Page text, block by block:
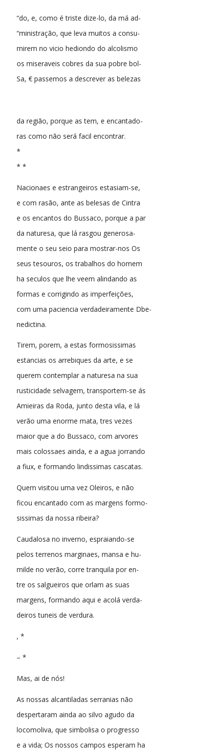
“do, e, como é triste dize-lo, da má ad-
“ministração, que leva muitos a consu-
mirem no vicio hediondo do alcolismo
os miseraveis cobres da sua pobre bol-
Sa, € passemos a descrever as belezas
da região, porque as tem, e encantado-
ras como não será facil encontrar.
*
* *
Nacionaes e estrangeiros estasiam-se,
e com rasão, ante as belesas de Cintra
e os encantos do Bussaco, porque a par
da naturesa, que lá rasgou generosa-
mente o seu seio para mostrar-nos Os
seus tesouros, os trabalhos do homem
ha seculos que lhe veem alindando as
formas e corrigindo as imperfeições,
com uma paciencia verdadeiramente Dbe-
nedictina.
Tirem, porem, a estas formosissimas
estancias os arrebiques da arte, e se
querem contemplar a naturesa na sua
rusticidade selvagem, transportem-se ás
Amieiras da Roda, junto desta vila, e lá
verão uma enorme mata, tres vezes
maior que a do Bussaco, com arvores
mais colossaes ainda, e a agua jorrando
a fiux, e formando lindissimas cascatas.
Quem visitou uma vez Oleiros, e não
ficou encantado com as margens formo-
sissimas da nossa ribeira?
Caudalosa no inverno, espraiando-se
pelos terrenos marginaes, mansa e hu-
milde no verão, corre tranquila por en-
tre os salgueiros que orlam as suas
margens, formando aqui e acolá verda-
deiros tuneis de verdura.
, *
– *
Mas, ai de nós!
As nossas alcantiladas serranias não
despertaram ainda ao silvo agudo da
locomoliva, que simbolisa o progresso
e a vida; Os nossos campos esperam ha